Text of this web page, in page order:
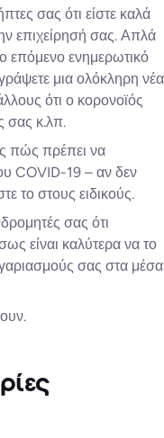
σας ότι είστε καλά
επιχείρησή σας. Απλά
επόμενο ενημερωτικό
μια ολόκληρη νέα
ότι ο κορονοϊός
σας κ.λπ.
πώς πρέπει να
COVID-19 – αν δεν
το στους ειδικούς.
σας ότι
είναι καλύτερα να το
σας στα μέσα